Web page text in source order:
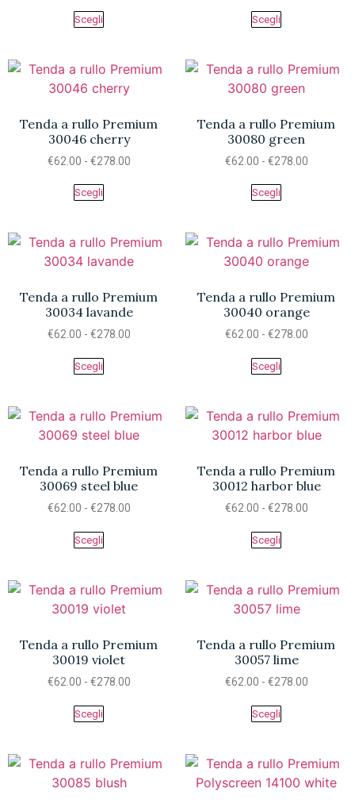
Scegli Scegli
Tenda a rullo Premium
30046 cherry
€62.00 - €278.00
Scegli
Tenda a rullo Premium
30080 green
€62.00 - €278.00
Scegli
Tenda a rullo Premium
30034 lavande
€62.00 - €278.00
Scegli
Tenda a rullo Premium
30040 orange
€62.00 - €278.00
Scegli
Tenda a rullo Premium
30069 steel blue
€62.00 - €278.00
Scegli
Tenda a rullo Premium
30012 harbor blue
€62.00 - €278.00
Scegli
Tenda a rullo Premium
30019 violet
€62.00 - €278.00
Scegli
Tenda a rullo Premium
30057 lime
€62.00 - €278.00
Scegli